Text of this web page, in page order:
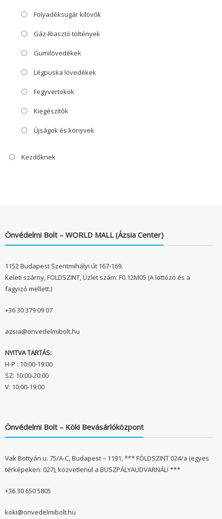
Folyadéksugár kilövők
Gáz-Riasztó töltények
Gumilövedékek
Légpuska lövedékek
Fegyvertokok
Kiegészítők
Újságok és könyvek
Kezdőknek
Önvédelmi Bolt – WORLD MALL (Ázsia Center)
1152 Budapest Szentmihályi út 167-169.
Keleti szárny, FÖLDSZINT, Üzlet szám: F0.12M05 (A lottózó és a
fagyizó mellett.)
+36 30 379 09 07
azsia@onvedelmibolt.hu
NYITVA TARTÁS:
H-P : 10:00-19:00
SZ: 10:00-20:00
V: 10:00-19:00
Önvédelmi Bolt – Köki Bevásárlóközpont
Vak Bottyán u. 75/A-C, Budapest – 1191, *** FÖLDSZINT 024/a (egyes
térképeken: 027), közvetlenül a BUSZPÁLYAUDVARNÁL! ***
+36 30 650 5805
koki@onvedelmibolt.hu